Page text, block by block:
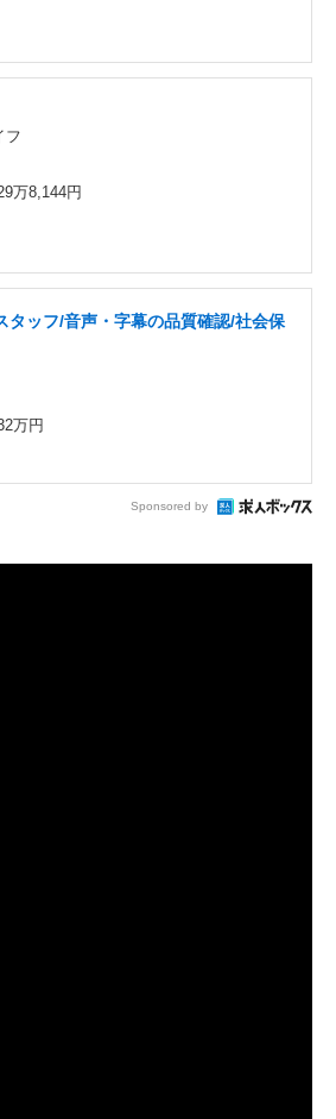
フ
万8,144円
タッフ/音声・字幕の品質確認/社会保
万円
Sponsored by